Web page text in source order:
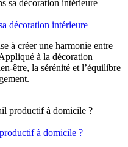
décoration intérieure
à créer une harmonie entre
à la décoration
être, la sérénité et l’équilibre
à domicile ?